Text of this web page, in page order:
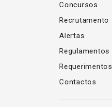
Concursos
Recrutamento
Alertas
Regulamentos
Requerimentos
Contactos